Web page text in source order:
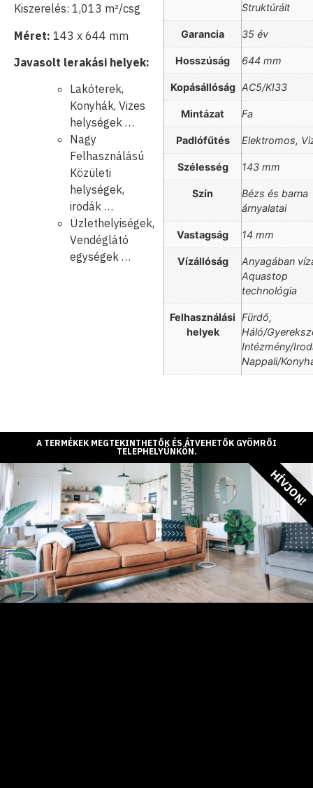
Kiszerelés: 1,013 m²/csg
Méret: 143 x 644 mm
Javasolt lerakási helyek:
Lakóterek,
Konyhák, Vizes
helységek …
Nagy
Felhasználású
Közületi
helységek,
irodák …
Üzlethelyiségek,
Vendéglátó
egységek …
Struktúrált
Garancia 35 év
Hosszúság 644 mm
Kopásállóság AC5/KI33
Mintázat Fa
Padlófűtés Elektromos,
Szélesség 143 mm
Szín
Bézs és barna
árnyalatai
Vastagság 14 mm
Vízállóság
Anyagában
Aquastop
technológia
Felhasználási
helyek
Fürdő,
Háló/
Intézmény/
Nappali/
A TERMÉKEK MEGTEKINTHETŐK ÉS ÁTVEHETŐK GYÖMRŐI
TELEPHELYÜNKÖN.
HÍVJON!